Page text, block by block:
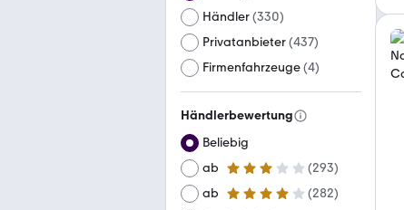
Händler(330)
Privatanbieter(437)
Firmenfahrzeuge(4)
Händlerbewertung
Beliebig
ab
3 Sterne (293)
ab
4 Sterne (282)